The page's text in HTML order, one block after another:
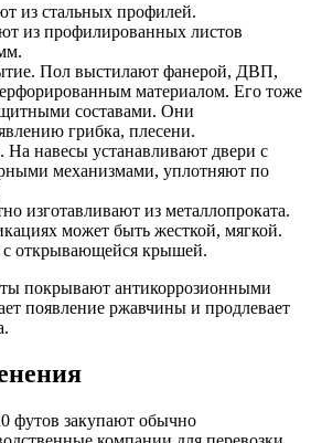
из стальных профилей.
из профилированных листов
Пол выстилают фанерой, ДВП,
материалом. Его тоже
составами. Они
грибка, плесени.
навесы устанавливают двери с
механизмами, уплотняют по
изготавливают из металлопроката.
может быть жесткой, мягкой.
с открывающейся крышей.
покрывают антикоррозионными
появление ржавчины и продлевает
футов закупают обычно